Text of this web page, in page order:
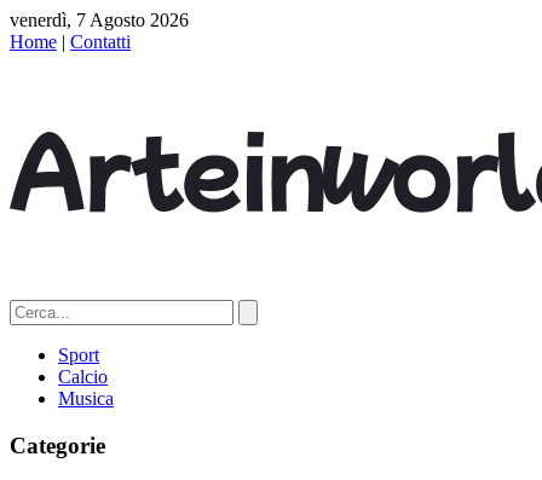
venerdì, 7 Agosto 2026
Home | Contatti
Sport
Calcio
Musica
Categorie